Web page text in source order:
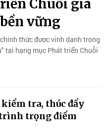
Chuỗi giá
vững
thức được vinh danh trong
tại hạng mục Phát triển Chuỗi
tra, thúc đẩy
trình trọng điểm